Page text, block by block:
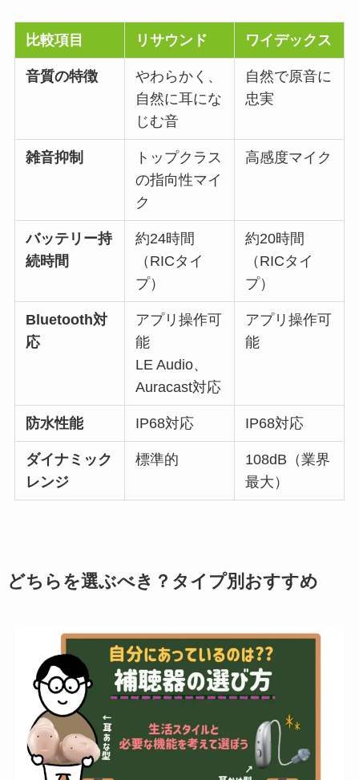
比較項目 リサウンド ワイデックス
音質の特徴
やわらかく、
自然に耳にな
じむ音
自然で原音に
忠実
雑音抑制
トップクラス
の指向性マイ
ク
高感度マイク
バッテリー持
続時間
約24時間
（RICタイ
プ）
約20時間
（RICタイ
プ）
Bluetooth対
応
アプリ操作可
能
LE Audio、
Auracast対応
アプリ操作可
能
防水性能 IP68対応 IP68対応
ダイナミック
レンジ
標準的
108dB（業界
最大）
どちらを選ぶべき？タイプ別おすすめ